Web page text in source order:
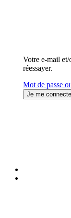
Votre e-mail et/
réessayer.
Mot de passe